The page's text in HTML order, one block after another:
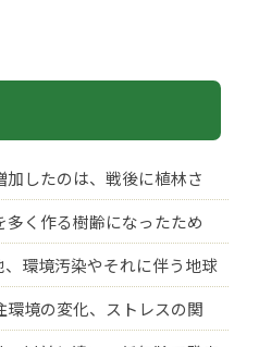
したのは、戦後に植林さ
く作る樹齢になったため
環境汚染やそれに伴う地球
境の変化、ストレスの関